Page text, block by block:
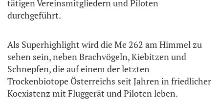
tätigen Vereinsmitgliedern und Piloten
durchgeführt.
Als Superhighlight wird die Me 262 am Himmel zu
sehen sein, neben Brachvögeln, Kiebitzen und
Schnepfen, die auf einem der letzten
Trockenbiotope Österreichs seit Jahren in friedlicher
Koexistenz mit Fluggerät und Piloten leben.